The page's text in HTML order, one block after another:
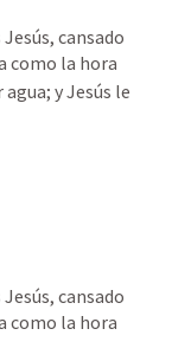
cansado
como la hora
y Jesús le
cansado
como la hora